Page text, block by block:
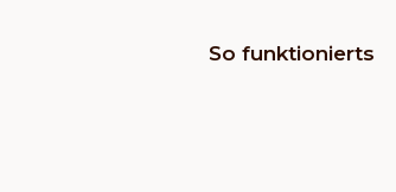
So funktionierts